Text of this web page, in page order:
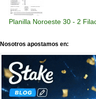
Planilla Noroeste 30 - 2
Nosotros apostamos en: